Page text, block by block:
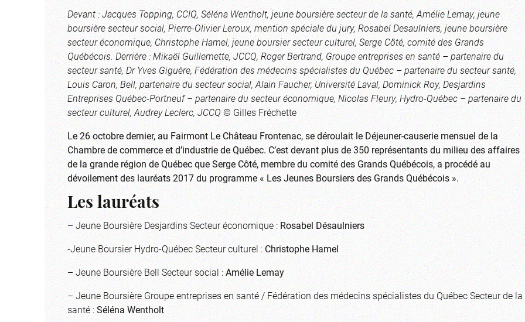
Devant : Jacques Topping, CCIQ, Séléna Wentholt, jeune boursière secteur de la santé, Amélie Lemay, jeune
boursière secteur social, Pierre-Olivier Leroux, mention spéciale du jury, Rosabel Desaulniers, jeune boursière
secteur économique, Christophe Hamel, jeune boursier secteur culturel, Serge Côté, comité des Grands
Québécois. Derrière : Mikaël Guillemette, JCCQ, Roger Bertrand, Groupe entreprises en santé – partenaire du
secteur santé, Dr Yves Giguère, Fédération des médecins spécialistes du Québec – partenaire du secteur santé,
Louis Caron, Bell, partenaire du secteur social, Alain Faucher, Université Laval, Dominick Roy, Desjardins
Entreprises Québec-Portneuf – partenaire du secteur économique, Nicolas Fleury, Hydro-Québec – partenaire du
secteur culturel, Audrey Leclerc, JCCQ© Gilles Fréchette
Le 26 octobre dernier, au Fairmont Le Château Frontenac, se déroulait le Déjeuner-causerie mensuel de la
Chambre de commerce et d’industrie de Québec. C’est devant plus de 350 représentants du milieu des affaires
de la grande région de Québec que Serge Côté, membre du comité des Grands Québécois, a procédé au
dévoilement des lauréats 2017 du programme « Les Jeunes Boursiers des Grands Québécois ».
Les lauréats
– Jeune Boursière Desjardins Secteur économique :Rosabel Désaulniers
-Jeune Boursier Hydro-Québec Secteur culturel :Christophe Hamel
– Jeune Boursière Bell Secteur social :Amélie Lemay
– Jeune Boursière Groupe entreprises en santé / Fédération des médecins spécialistes du Québec Secteur de la
santé :Séléna Wentholt